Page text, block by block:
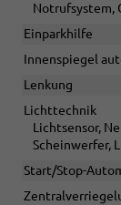
Notrufsystem,
Einparkhilfe
Innenspiegel
Lenkung
Lichttechnik
Lichtsensor,
Scheinwerfer,
Start/Stop-